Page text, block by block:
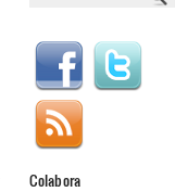
Colabora